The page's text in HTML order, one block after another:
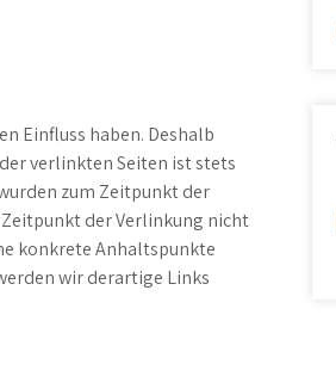
Einfluss haben. Deshalb
verlinkten Seiten ist stets
zum Zeitpunkt der
der Verlinkung nicht
konkrete Anhaltspunkte
wir derartige Links